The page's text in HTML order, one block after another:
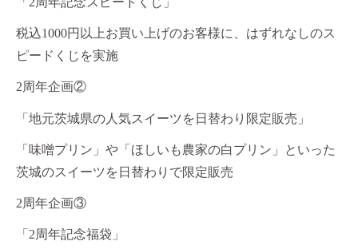
税込1000円以上お買い上げのお客様に、はずれなしのス
ピードくじを実施
2周年企画②
「地元茨城県の人気スイーツを日替わり限定販売」
「味噌プリン」や「ほしいも農家の白プリン」といった
茨城のスイーツを日替わりで限定販売
2周年企画③
「2周年記念福袋」